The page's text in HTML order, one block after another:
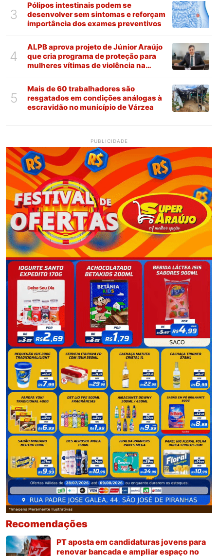
3
Pólipos intestinais podem se
desenvolver sem sintomas e reforçam
importância dos exames preventivos
4
ALPB aprova projeto de Júnior Araújo
que cria programa de proteção para
mulheres vítimas de violência na
5
Mais de 60 trabalhadores são
resgatados em condições análogas à
escravidão no município de Várzea
PUBLICIDADE
Recomendações
PT aposta em candidaturas jovens para
renovar bancada e ampliar espaço no